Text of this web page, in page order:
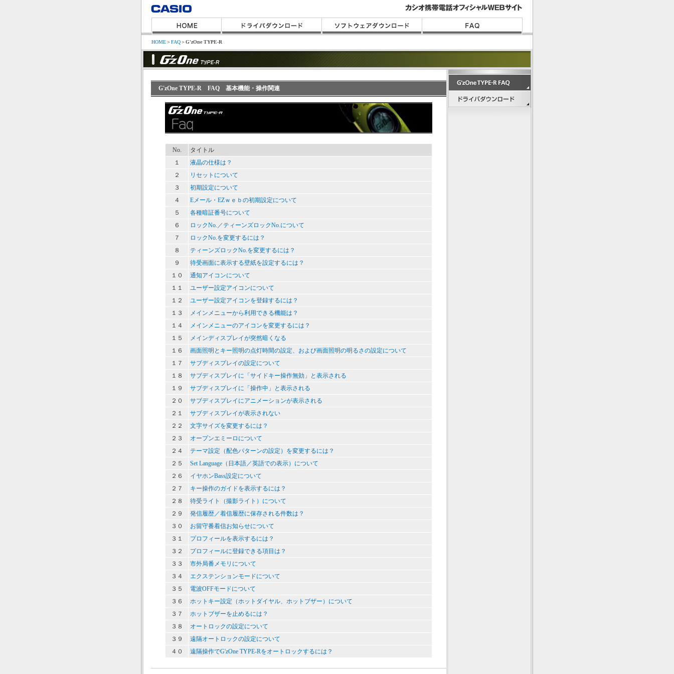
HOME＞FAQ＞G'zOne TYPE-R
G'zOne TYPE-R FAQ 基本機能・操作関連
No.
タイトル
１
液晶の仕様は？
２
リセットについて
３
初期設定について
４
Eメール・EZｗｅｂの初期設定について
５
各種暗証番号について
６
ロックNo.／ティーンズロックNo.について
７
ロックNo.を変更するには？
８
ティーンズロックNo.を変更するには？
９
待受画面に表示する壁紙を設定するには？
１０
通知アイコンについて
１１
ユーザー設定アイコンについて
１２
ユーザー設定アイコンを登録するには？
１３
メインメニューから利用できる機能は？
１４
メインメニューのアイコンを変更するには？
１５
メインディスプレイが突然暗くなる
１６
画面照明とキー照明の点灯時間の設定、および画面照明の明るさの設定について
１７
サブディスプレイの設定について
１８
サブディスプレイに「サイドキー操作無効」と表示される
１９
サブディスプレイに「操作中」と表示される
２０
サブディスプレイにアニメーションが表示される
２１
サブディスプレイが表示されない
２２
文字サイズを変更するには？
２３
オープンエミーロについて
２４
テーマ設定（配色パターンの設定）を変更するには？
２５
Set Language（日本語／英語での表示）について
２６
イヤホンBass設定について
２７
キー操作のガイドを表示するには？
２８
待受ライト（撮影ライト）について
２９
発信履歴／着信履歴に保存される件数は？
３０
お留守番着信お知らせについて
３１
プロフィールを表示するには？
３２
プロフィールに登録できる項目は？
３３
市外局番メモリについて
３４
エクステンションモードについて
３５
電波OFFモードについて
３６
ホットキー設定（ホットダイヤル、ホットブザー）について
３７
ホットブザーを止めるには？
３８
オートロックの設定について
３９
遠隔オートロックの設定について
４０
遠隔操作でG'zOne TYPE-Rをオートロックするには？